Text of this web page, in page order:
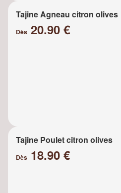
Tajine Agneau citron olives
Dès 20.90 €
Tajine Poulet citron olives
Dès 18.90 €